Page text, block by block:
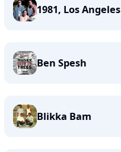
1981, Los Angeles
Ben Spesh
Blikka Bam